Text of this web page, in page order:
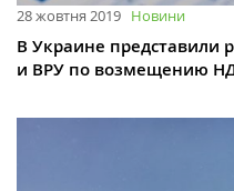
28 жовтня 2019 Новини
В Украине представили
и ВРУ по возмещению